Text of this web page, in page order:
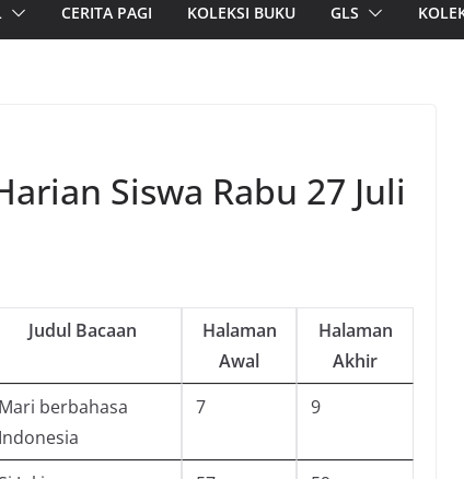
CERITA PAGI KOLEKSI BUKU GLS
Siswa Rabu 27 Juli
Judul Bacaan
Halaman
Awal
Halaman
Akhir
Mari berbahasa
Indonesia
7 9